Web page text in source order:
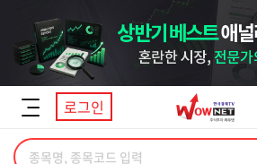
로그인